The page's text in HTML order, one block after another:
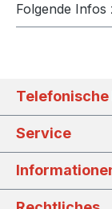
Folgende
Service